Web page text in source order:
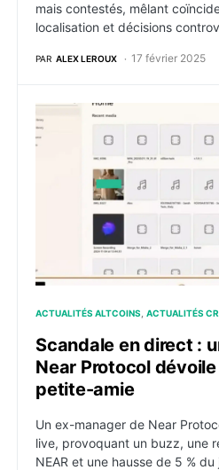
mais contestés, mêlant
localisation et décisions
PAR ALEX LEROUX 17 février 2025
Scandale en direct : un
ACTUALITÉS ALTCOINS ACTUALITÉS
Scandale en direct :
Near Protocol
petite-amie
Un ex-manager de Near
live, provoquant un buzz, une
NEAR et une hausse de 5 % du